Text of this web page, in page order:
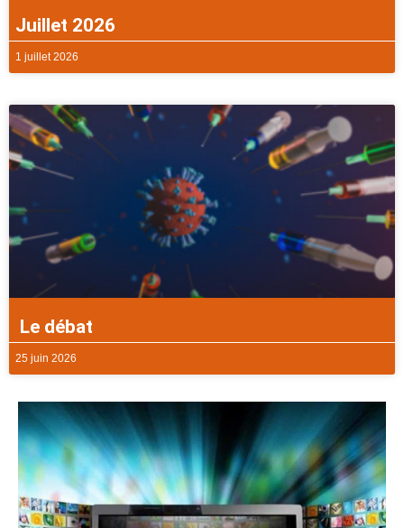
Juillet 2026
1 juillet 2026
Le débat
25 juin 2026